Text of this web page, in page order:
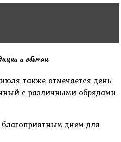
и обычаи
также отмечается день
с различными обрядами
днем для